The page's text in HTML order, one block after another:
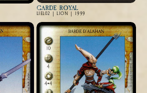
GARDE ROYAL
LIEL02 | LION | 1999